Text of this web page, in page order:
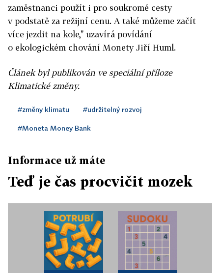
zaměstnanci použít i pro soukromé cesty
v podstatě za režijní cenu. A také můžeme začít
více jezdit na kole," uzavírá povídání
o ekologickém chování Monety Jiří Huml.
Článek byl publikován ve speciální příloze
Klimatické změny.
#změny klimatu #udržitelný rozvoj
#Moneta Money Bank
Informace už máte
Teď je čas procvičit mozek